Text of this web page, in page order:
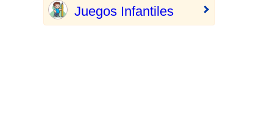
Juegos Infantiles